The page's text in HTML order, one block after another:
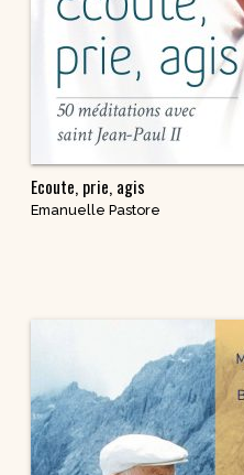
Ecoute, prie, agis
Emanuelle Pastore